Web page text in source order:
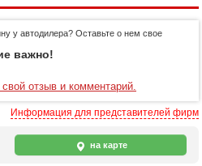
у автодилера? Оставьте о нем свое
важно!
отзыв и комментарий.
Информация для представителей фирм
на карте